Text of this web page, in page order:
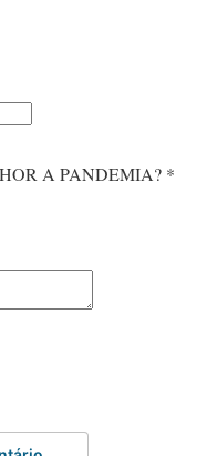
A PANDEMIA? *